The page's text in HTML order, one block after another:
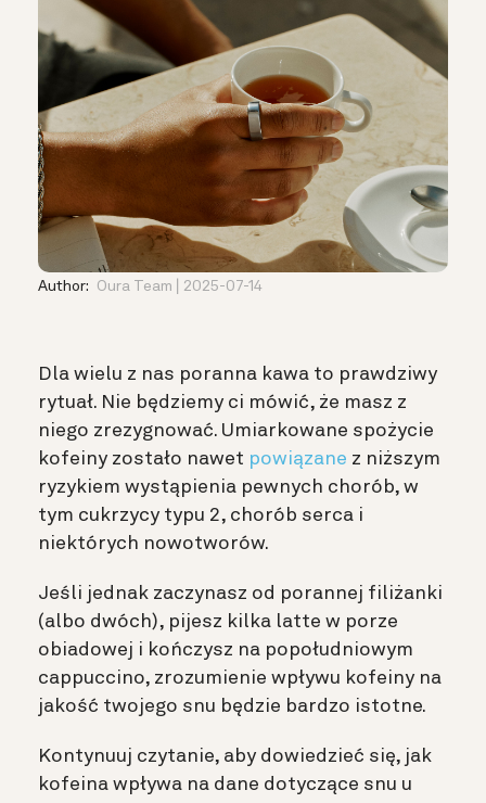
Author: Oura Team 2025-07-14
Dla wielu z nas poranna kawa to prawdziwy
rytuał. Nie będziemy ci mówić, że masz z
niego zrezygnować. Umiarkowane spożycie
kofeiny zostało nawet powiązane z niższym
ryzykiem wystąpienia pewnych chorób, w
tym cukrzycy typu 2, chorób serca i
niektórych nowotworów.
Jeśli jednak zaczynasz od porannej filiżanki
(albo dwóch), pijesz kilka latte w porze
obiadowej i kończysz na popołudniowym
cappuccino, zrozumienie wpływu kofeiny na
jakość twojego snu będzie bardzo istotne.
Kontynuuj czytanie, aby dowiedzieć się, jak
kofeina wpływa na dane dotyczące snu u